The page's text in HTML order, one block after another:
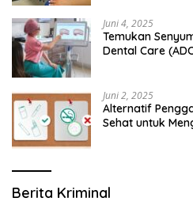
Juni 4, 2025
Temukan
Dental Care
Juni 2, 2025
Alternatif
Sehat untuk
Berita Kriminal